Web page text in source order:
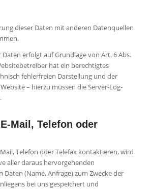
dieser Daten mit anderen Datenquellen
Daten erfolgt auf Grundlage von Art. 6 Abs.
hat ein berechtigtes
fehlerfreien Darstellung und der
– hierzu müssen die Server-Log-
Mail, Telefon oder
Telefon oder Telefax kontaktieren, wird
aller daraus hervorgehenden
Daten (Name, Anfrage) zum Zwecke der
bei uns gespeichert und